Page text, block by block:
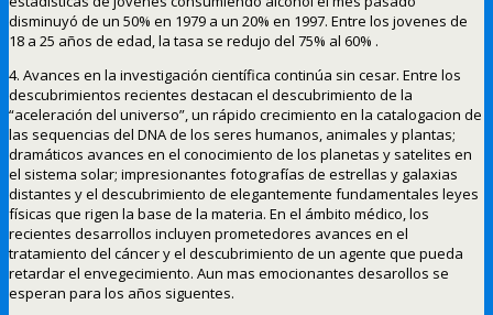
disminuyó de un 50% en 1979 a un 20% en 1997. Entre los jovenes de
18 a 25 años de edad, la tasa se redujo del 75% al 60% .
4. Avances en la investigación científica continúa sin cesar. Entre los
descubrimientos recientes destacan el descubrimiento de la
“aceleración del universo”, un rápido crecimiento en la catalogacion de
las sequencias del DNA de los seres humanos, animales y plantas;
dramáticos avances en el conocimiento de los planetas y satelites en
el sistema solar; impresionantes fotografías de estrellas y galaxias
distantes y el descubrimiento de elegantemente fundamentales leyes
físicas que rigen la base de la materia. En el ámbito médico, los
recientes desarrollos incluyen prometedores avances en el
tratamiento del cáncer y el descubrimiento de un agente que pueda
retardar el envegecimiento. Aun mas emocionantes desarollos se
esperan para los años siguentes.